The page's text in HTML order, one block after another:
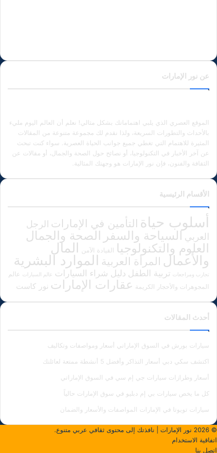
عن نور الإمارات
الموقع العصري الذي يلبي اهتماماتك بشكل مثالي! نعلم أن العالم اليوم مليء
بالأحداث والتطورات السريعة، ولذا نقدم لك مجموعة متنوعة من المقالات
المثيرة للاهتمام التي تغطي جميع جوانب الحياة العصرية. سواء كنت تبحث
عن آخر الأخبار في التكنولوجيا، أو نصائح حول الصحة والجمال، أو مقالات عن
الثقافة والفنون، فإن نور الإمارات هو وجهتك المثالية.
الأقسام الرئيسية
أسلوب حياة التأمين في الإمارات
الرجل
العربي السياحة والسفر الصحة والجمال
العلوم والتكنولوجيا
القيادة الآمن المال
والأعمال المرأة العربية الموارد البشرية
تجارب ومراجعات تربية الطفل دليل شراء السيارات عالم السيارات عالم
المجوهرات والأحجار الكريمة عقارات الإمارات نور كاست
أحدث المقالات
سيارات بورش في السوق الإماراتي أسعار ومواصفات وتكاليف
اكتشف سكي دبي أسعار التذاكر وأفضل 5 أنشطة ممتعة لعائلتك
أسعار وطرازات سيارات جي إم سي في السوق الإماراتي
كل ما يخص سيارات بي إم دبليو في سوق الإمارات حالياً
سيارات تويوتا في الإمارات المواصفات والأسعار والضمان
© 2026 نور الإمارات | نافذتك إلى محتوى ثقافي عربي متنوع.
اتفاقية الاستخدام
اتصل بنا